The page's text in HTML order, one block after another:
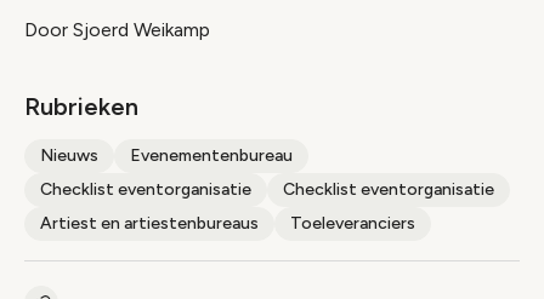
Door Sjoerd Weikamp
Rubrieken
Nieuws
Evenementenbureau
Checklist eventorganisatie
Checklist eventorganisatie
Artiest en artiestenbureaus
Toeleveranciers